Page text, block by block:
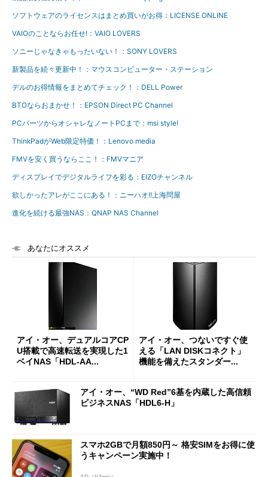
ソフトウェアのライセンスはまとめ買いがお得：LICENSE ONLINE
VAIOのことならお任せ!：VAIO LOVERS
ソニーじゃなきゃもったいない！：SONY LOVERS
新製品を続々更新中！：マウスコンピューター・ステーション
デルのお得情報をまとめてチェック！：DELL Power
BTOならおまかせ！：EPSON Direct PC Channel
PCパーツからオシャレなノートPCまで：msi style!
ThinkPadがWeb限定特価！：Lenovo media
FMVを安く買うならここ！：FMVマニア
ディスプレイでデジタルライフを彩る：EIZOチャンネル
欲しかったアレがここにある！：ニーハオ!!上海問屋
進化を続ける最強NAS：QNAP NAS Channel
あなたにオススメ
アイ・オー、デュアルコアCP
U搭載で高速転送を実現した1
ベイNAS「HDL-AA...
アイ・オー、つないですぐ使
える「LAN DISKコネクト」
機能を備えたスタンダー...
アイ・オー、“WD Red”6基を内蔵した高信頼
ビジネスNAS「HDL6-H」
スマホ2GBで月額850円～ 格安SIMをお得に使
うキャンペーン実施中！